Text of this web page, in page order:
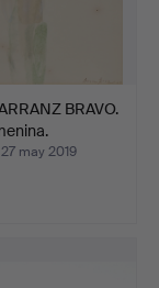
BRAVO.
may 2019